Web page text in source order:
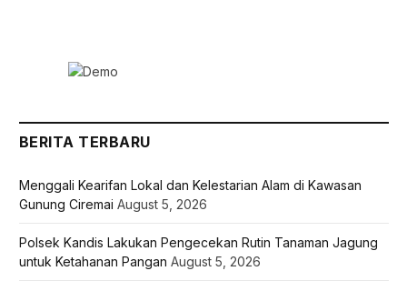
BERITA TERBARU
Menggali Kearifan Lokal dan Kelestarian Alam di Kawasan
Gunung Ciremai August 5, 2026
Polsek Kandis Lakukan Pengecekan Rutin Tanaman Jagung
untuk Ketahanan Pangan August 5, 2026